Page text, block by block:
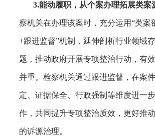
3.能动履职，从个案办理拓展类案
察机关在办理该案时，充分运用“类案
+跟进监督”机制，延伸剖析行业领域
题，推动政府开展专项整治行动，有
并重。检察机关通过跟进监督，在案
定、证据保全、行政强制等维度进一
作，共同提升专项整治质效，更好推
的诉源治理。